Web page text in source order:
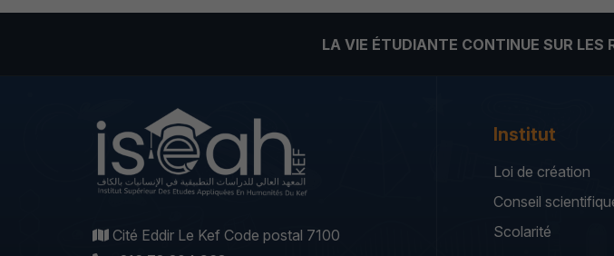
LA VIE ÉTUDIANTE CONTINUE SUR LES
Cité Eddir Le Kef Code postal 7100
Institut
Loi de création
Conseil
Scolarité